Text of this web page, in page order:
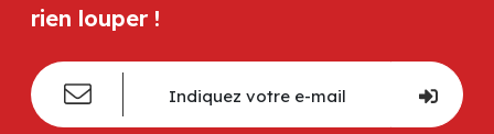
rien louper !